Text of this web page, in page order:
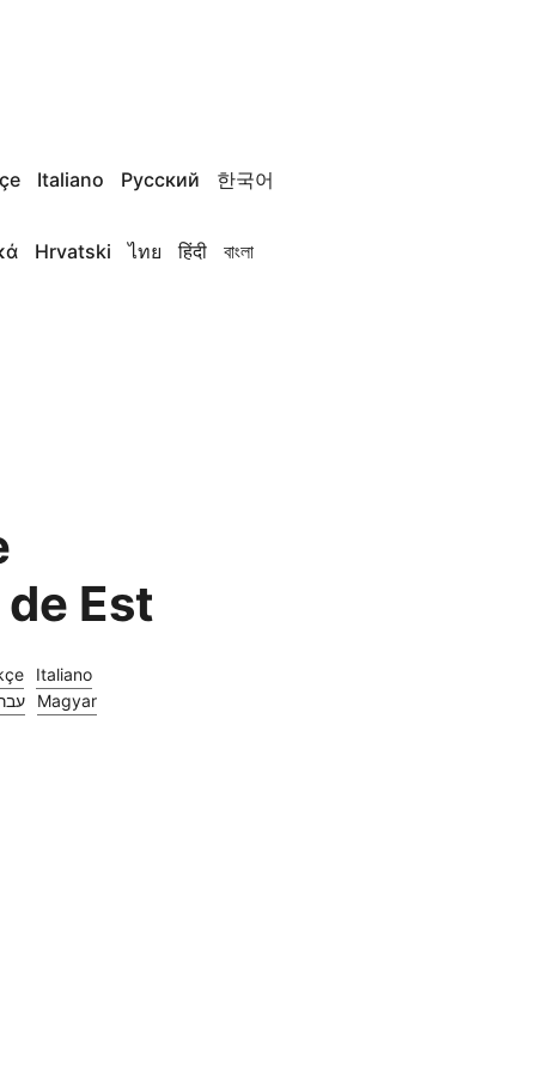
Italiano Русский 한국어
Hrvatski ไทย हिंदी বাংলা
Est
Italiano
Magyar